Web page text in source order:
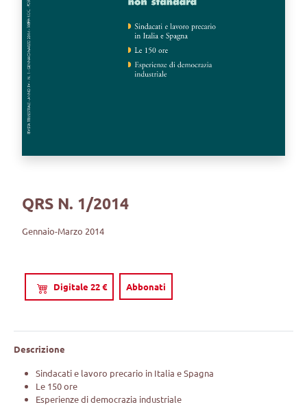
QRS N. 1/2014
Gennaio-Marzo 2014
Digitale 22 € Abbonati
Descrizione
Sindacati e lavoro precario in Italia e Spagna
Le 150 ore
Esperienze di democrazia industriale